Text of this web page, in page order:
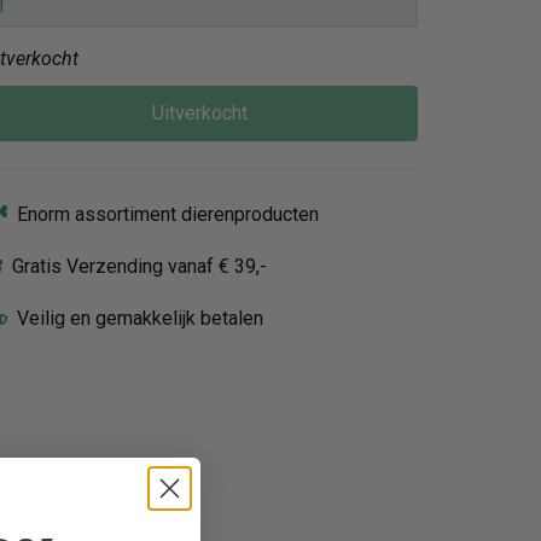
Uitverkocht
Enorm assortiment dierenproducten
Gratis Verzending vanaf € 39,-
Veilig en gemakkelijk betalen